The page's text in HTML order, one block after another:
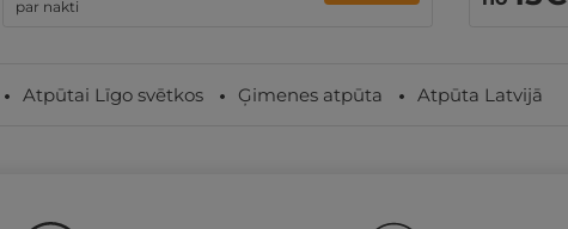
par nakti
Atpūtai Līgo svētkos Ģimenes atpūta Atpūta Latvijā